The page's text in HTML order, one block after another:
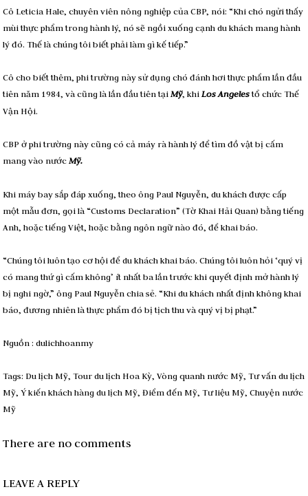
Cô Leticia Hale, chuyên viên nông nghiệp của CBP, nói: “Khi chó ngửi thấy
mùi thực phẩm trong hành lý, nó sẽ ngồi xuống cạnh du khách mang hành
lý đó. Thế là chúng tôi biết phải làm gì kế tiếp.”
Cô cho biết thêm, phi trường này sử dụng chó đánh hơi thực phẩm lần đầu
tiên năm 1984, và cũng là lần đầu tiên tạiMỹ, khiLos Angeles tổ chức Thế
Vận Hội.
CBP ở phi trường này cũng có cả máy rà hành lý để tìm đồ vật bị cấm
mang vào nướcMỹ.
Khi máy bay sắp đáp xuống, theo ông Paul Nguyễn, du khách được cấp
một mẫu đơn, gọi là “Customs Declaration” (Tờ Khai Hải Quan) bằng tiếng
Anh, hoặc tiếng Việt, hoặc bằng ngôn ngữ nào đó, để khai báo.
“Chúng tôi luôn tạo cơ hội để du khách khai báo. Chúng tôi luôn hỏi ‘quý vị
có mang thứ gì cấm không’ ít nhất ba lần trước khi quyết định mở hành lý
bị nghi ngờ,” ông Paul Nguyễn chia sẻ. “Khi du khách nhất định không khai
báo, đương nhiên là thực phẩm đó bị tịch thu và quý vị bị phạt.”
Nguồn : dulichhoanmy
Tags: Du lịch Mỹ,Tour du lịch Hoa Kỳ,Vòng quanh nước Mỹ,Tư vấn du lịch
Mỹ,Ý kiến khách hàng du lịch Mỹ,Điểm đến Mỹ,Tư liệu Mỹ,Chuyện nước
Mỹ
There are no comments
LEAVE A REPLY